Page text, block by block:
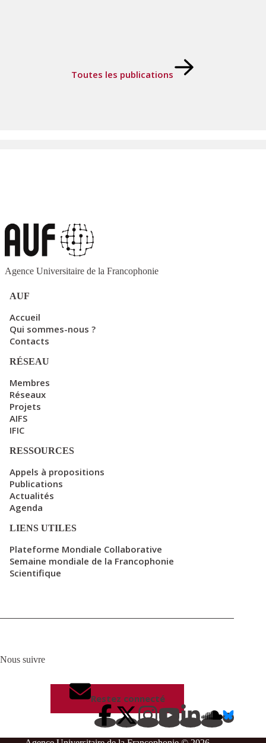
Toutes les publications
Agence Universitaire de la Francophonie
AUF
Accueil
Qui sommes-nous ?
Contacts
RÉSEAU
Membres
Réseaux
Projets
AIFS
IFIC
RESSOURCES
Appels à propositions
Publications
Actualités
Agenda
LIENS UTILES
Plateforme Mondiale Collaborative
Semaine mondiale de la Francophonie
Scientifique
Nous suivre
Restez connecté